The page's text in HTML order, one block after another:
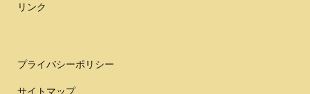
リンク
プライバシーポリシー
サイトマップ